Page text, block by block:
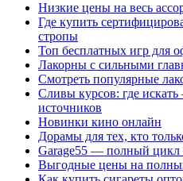
Низкие цены на весь
Где купить
стропы
Топ бесплатных игр для
Лакорны с сильными
Смотреть популярные
Сливы курсов: где
источников
Новинки кино онлайн
Дорамы для тех, кто
Garage55 — полный цикл
Выгодные цены на